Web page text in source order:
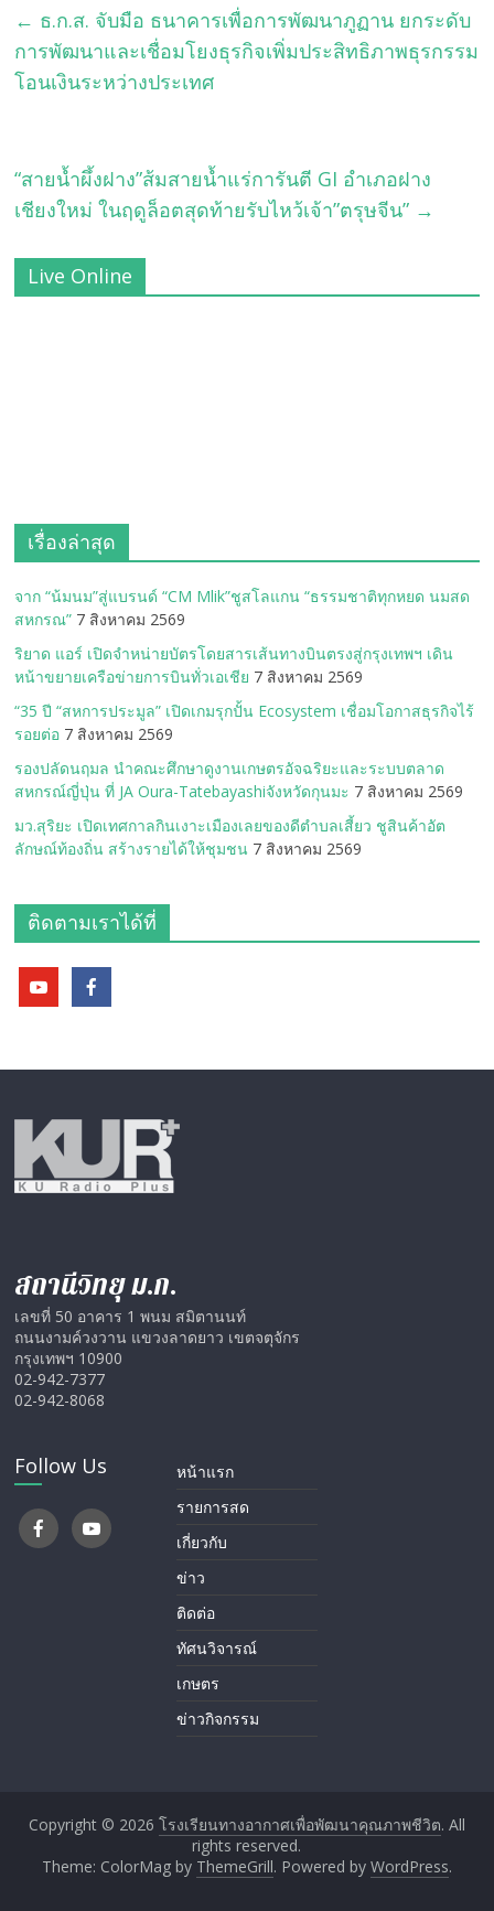
← ธ.ก.ส. จับมือ ธนาคารเพื่อการพัฒนาภูฏาน ยกระดับ
การพัฒนาและเชื่อมโยงธุรกิจเพิ่มประสิทธิภาพธุรกรรม
โอนเงินระหว่างประเทศ
“สายน้ำผึ้งฝาง”ส้มสายน้ำแร่การันตี GI อำเภอฝาง
เชียงใหม่ ในฤดูล็อตสุดท้ายรับไหว้เจ้า”ตรุษจีน” →
Live Online
เรื่องล่าสุด
จาก “น้มนม”สู่แบรนด์ “CM Mlik”ชูสโลแกน “ธรรมชาติทุกหยด นมสด
สหกรณ” 7 สิงหาคม 2569
ริยาด แอร์ เปิดจำหน่ายบัตรโดยสารเส้นทางบินตรงสู่กรุงเทพฯ เดิน
หน้าขยายเครือข่ายการบินทั่วเอเชีย 7 สิงหาคม 2569
“35 ปี “สหการประมูล” เปิดเกมรุกปั้น Ecosystem เชื่อมโอกาสธุรกิจไร้
รอยต่อ 7 สิงหาคม 2569
รองปลัดนฤมล นำคณะศึกษาดูงานเกษตรอัจฉริยะและระบบตลาด
สหกรณ์ญี่ปุ่น ที่ JA Oura-Tatebayashiจังหวัดกุนมะ 7 สิงหาคม 2569
มว.สุริยะ เปิดเทศกาลกินเงาะเมืองเลยของดีตำบลเสี้ยว ชูสินค้าอัต
ลักษณ์ท้องถิ่น สร้างรายได้ให้ชุมชน 7 สิงหาคม 2569
ติดตามเราได้ที่
สถานีวิทยุ ม.ก.
เลขที่ 50 อาคาร 1 พนม สมิตานนท์
ถนนงามค์วงวาน แขวงลาดยาว เขตจตุจักร
กรุงเทพฯ 10900
02-942-7377
02-942-8068
Follow Us
หน้าแรก
รายการสด
เกี่ยวกับ
ข่าว
ติดต่อ
ทัศนวิจารณ์
เกษตร
ข่าวกิจกรรม
Copyright © 2026 โรงเรียนทางอากาศ​เพื่อพัฒนาคุณภาพชีวิต. All
rights reserved.
Theme: ColorMag by ThemeGrill. Powered by WordPress.